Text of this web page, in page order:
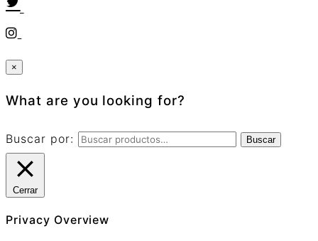
×
What are you looking for?
Buscar por: Buscar
Cerrar
Privacy Overview